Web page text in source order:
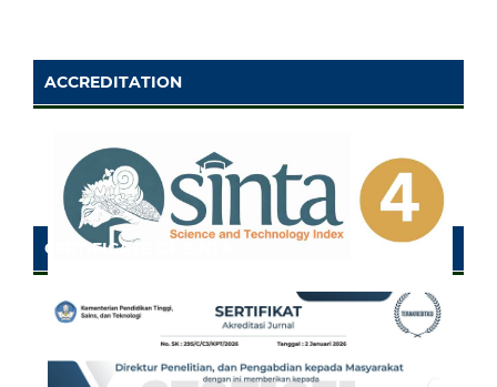
ACCREDITATION
CERTIFICATE OF SINTA